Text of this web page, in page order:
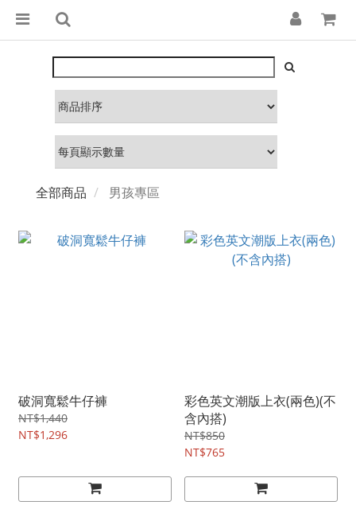
全部商品 男孩專區
破洞寬鬆牛仔褲
NT$1,440
NT$1,296
彩色英文潮版上衣(兩色)(不
含內搭)
NT$850
NT$765